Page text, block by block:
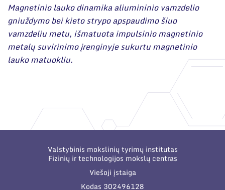
Magnetinio lauko dinamika aliumininio vamzdelio
gniuždymo bei kieto strypo apspaudimo šiuo
vamzdeliu metu, išmatuota impulsinio magnetinio
metalų suvirinimo įrenginyje sukurtu magnetinio
lauko matuokliu.
Valstybinis mokslinių tyrimų institutas
Fizinių ir technologijos mokslų centras
Viešoji įstaiga
Kodas 302496128